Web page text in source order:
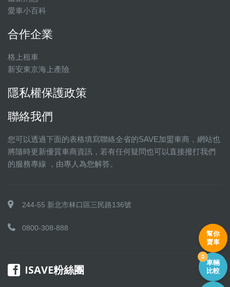
愛車小百科
合作企業
格上租車
新安東京海上產險
隱私權保護政策
聯絡我們
您可以透過下面的表格填寫聯絡全省的SAVE加盟車商，網站也
將隨時更新優質車商資訊，若有任何疑問也可以直接撥打我們
的服務專線 ，由專人為您解答。
244-55 新北市林口區三民路136號
0800-308-888
ISAVE粉絲團
幫你
賣車
車輛
比較
0